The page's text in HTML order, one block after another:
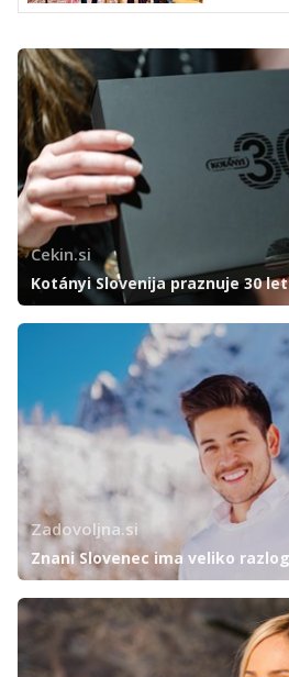
Cekin.si
Kotányi Slovenija praznuje 30
Zadovoljna.si
Znani Slovenec ima veliko